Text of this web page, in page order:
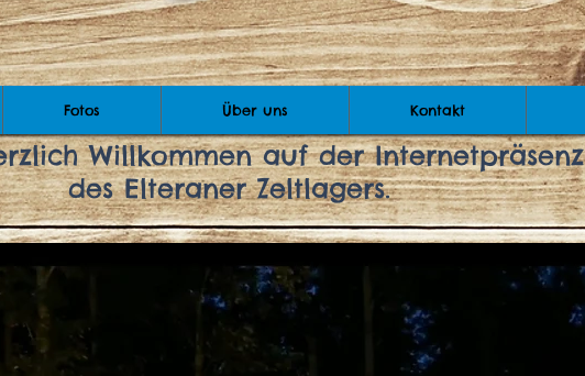
Fotos Über uns Kontakt
Willkommenauf der Internetpräsenz
des Elteraner Zeltlagers.